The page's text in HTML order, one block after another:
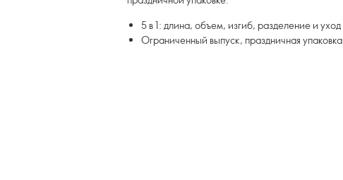
5 в 1: длина, объем, изгиб, разделение и уход
Ограниченный выпуск, праздничная упаковка